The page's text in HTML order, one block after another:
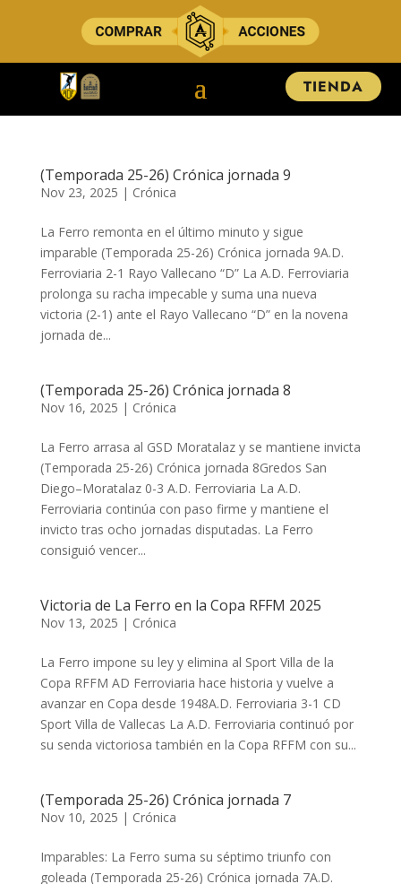
TIENDA
(Temporada 25-26) Crónica jornada 9
Nov 23, 2025 | Crónica
La Ferro remonta en el último minuto y sigue
imparable (Temporada 25-26) Crónica jornada 9A.D.
Ferroviaria 2-1 Rayo Vallecano “D” ​​​​​La A.D. Ferroviaria
prolonga su racha impecable y suma una nueva
victoria (2-1) ante el Rayo Vallecano “D” en la novena
jornada de...
(Temporada 25-26) Crónica jornada 8
Nov 16, 2025 | Crónica
La Ferro arrasa al GSD Moratalaz y se mantiene invicta
(Temporada 25-26) Crónica jornada 8Gredos San
Diego–Moratalaz 0-3 A.D. Ferroviaria ​​​​​La A.D.
Ferroviaria continúa con paso firme y mantiene el
invicto tras ocho jornadas disputadas. La Ferro
consiguió vencer...
Victoria de La Ferro en la Copa RFFM 2025
Nov 13, 2025 | Crónica
La Ferro impone su ley y elimina al Sport Villa de la
Copa RFFM AD Ferroviaria hace historia y vuelve a
avanzar en Copa desde 1948A.D. Ferroviaria 3-1 CD
Sport Villa de Vallecas ​​​​​La A.D. Ferroviaria continuó por
su senda victoriosa también en la Copa RFFM con su...
(Temporada 25-26) Crónica jornada 7
Nov 10, 2025 | Crónica
Imparables: La Ferro suma su séptimo triunfo con
goleada (Temporada 25-26) Crónica jornada 7A.D.